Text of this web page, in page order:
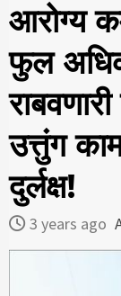
आरोग्य
फुल
उत्तुंग
दुर्लक्ष!
3 years ago